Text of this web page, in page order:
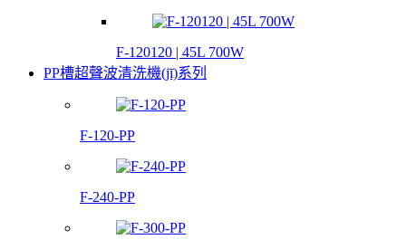
F-120120 | 45L 700W
PP槽超聲波清洗機(jī)系列
F-120-PP
F-240-PP